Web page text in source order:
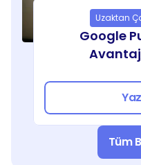
Uzaktan
Google
Tüm